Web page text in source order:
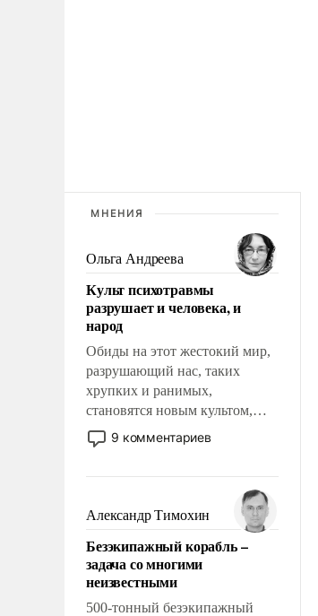
МНЕНИЯ
Ольга Андреева
Культ психотравмы
разрушает и человека, и
народ
Обиды на этот жестокий мир,
разрушающий нас, таких
хрупких и ранимых,
становятся новым культом,
постепенно вытесняя и
отменяя традиционное
мужественным и твердым под
ударами судьбы, брать на себя
ответственность, помогать
слабым, идти вперед и
адаптироваться.
9 комментариев
Александр Тимохин
Безэкипажный корабль –
задача со многими
неизвестными
500-тонный безэкипажный